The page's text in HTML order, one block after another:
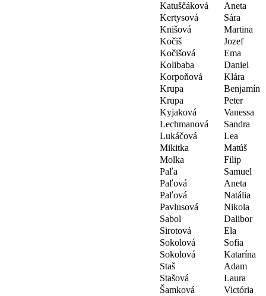
Katuščáková
Aneta
Kertysová
Sára
Knišová
Martina
Kočiš
Jozef
Kočišová
Ema
Kolibaba
Daniel
Korpoňová
Klára
Krupa
Benjamín
Krupa
Peter
Kyjaková
Vanessa
Lechmanová
Sandra
Lukáčová
Lea
Mikitka
Matúš
Molka
Filip
Paľa
Samuel
Paľová
Aneta
Paľová
Natália
Pavlusová
Nikola
Sabol
Dalibor
Sirotová
Ela
Sokolová
Sofia
Sokolová
Katarína
Staš
Adam
Stašová
Laura
Šamková
Victória